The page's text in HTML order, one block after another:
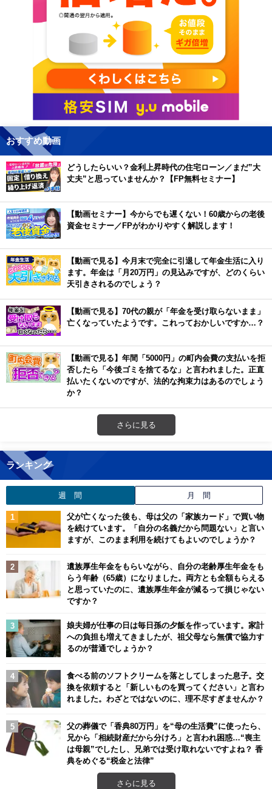
おすすめ動画
どうしたらいい？金利上昇時代の住宅ローン／まだ”大
丈夫”と思っていませんか？【FP無料セミナー】
【動画セミナー】今からでも遅くない！60歳からの老後
資金セミナー／FPがわかりやすく解説します！
【動画で見る】今月末で完全に引退して年金生活に入り
ます。年金は「月20万円」の見込みですが、どのくらい
天引きされるのでしょう？
【動画で見る】70代の親が「年金を受け取らないまま」
亡くなっていたようです。これっておかしいですか…？
【動画で見る】年間「5000円」の町内会費の支払いを拒
否したら「今後ゴミを捨てるな」と言われました。正直
払いたくないのですが、法的な拘束力はあるのでしょう
か？
さらに見る
ランキング
週 間 月 間
父が亡くなった後も、母は父の「家族カード」で買い物
を続けています。「自分の名義だから問題ない」と言い
ますが、このまま利用を続けてもよいのでしょうか？
遺族厚生年金をもらいながら、自分の老齢厚生年金をも
らう年齢（65歳）になりました。両方とも全額もらえる
と思っていたのに、遺族厚生年金が減るって損じゃない
ですか？
娘夫婦が仕事の日は毎日孫の夕飯を作っています。家計
への負担も増えてきましたが、祖父母なら無償で協力す
るのが普通でしょうか？
食べる前のソフトクリームを落としてしまった息子。交
換を依頼すると「新しいものを買ってください」と言わ
れました。わざとではないのに、理不尽すぎませんか？
父の葬儀で「香典80万円」を“母の生活費”に使ったら、
兄から「相続財産だから分けろ」と言われ困惑…“喪主
は母親”でしたし、兄弟では受け取れないですよね？ 香
典をめぐる“税金と法律”
さらに見る